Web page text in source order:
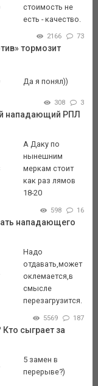
стоимость не
есть - качество.
2166 73
тормозит
Да я понял))
308 3
нападающий РПЛ
А Даку по
нынешним
меркам стоит
как раз лямов
18-20
598 16
нападающего
Надо
отдавать,может
оклемается,в
смысле
перезагрузится.
5569 187
сыграет за
5 замен в
перерыве?)